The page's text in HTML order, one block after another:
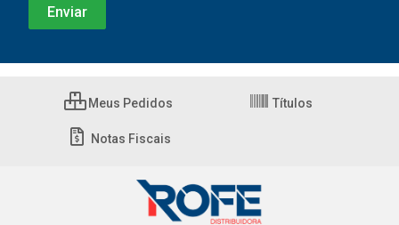
Meus Pedidos Títulos
Notas Fiscais